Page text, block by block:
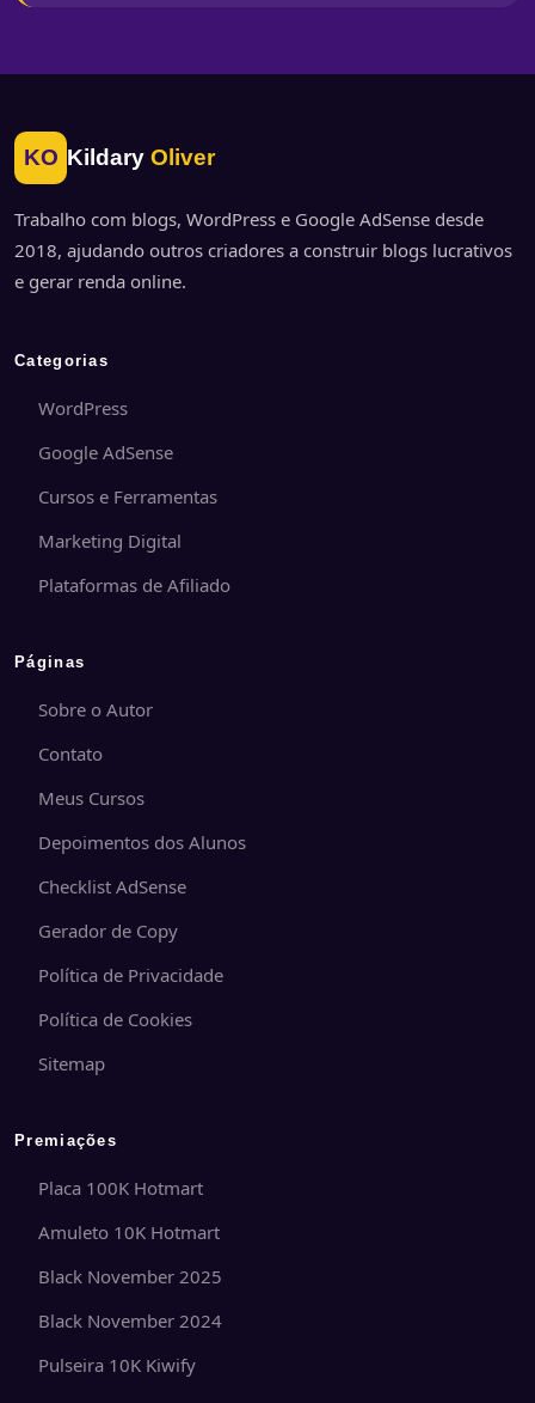
KO Kildary Oliver
Trabalho com blogs, WordPress e Google AdSense desde
2018, ajudando outros criadores a construir blogs lucrativos
e gerar renda online.
Categorias
WordPress
Google AdSense
Cursos e Ferramentas
Marketing Digital
Plataformas de Afiliado
Páginas
Sobre o Autor
Contato
Meus Cursos
Depoimentos dos Alunos
Checklist AdSense
Gerador de Copy
Política de Privacidade
Política de Cookies
Sitemap
Premiações
Placa 100K Hotmart
Amuleto 10K Hotmart
Black November 2025
Black November 2024
Pulseira 10K Kiwify